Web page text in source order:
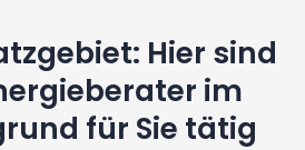
Hier sind
im
für Sie tätig